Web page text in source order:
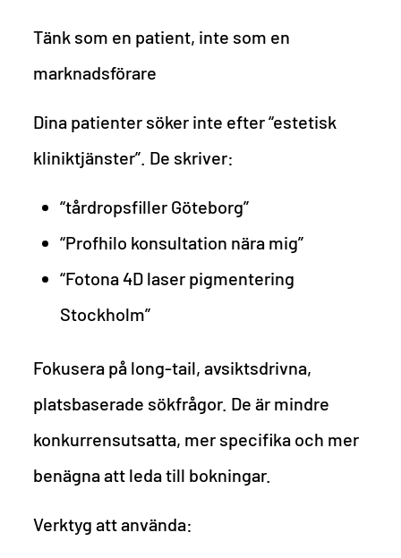
Tänk som en patient, inte som en
marknadsförare
Dina patienter söker inte efter “estetisk
kliniktjänster”. De skriver:
“tårdropsfiller Göteborg”
“Profhilo konsultation nära mig”
“Fotona 4D laser pigmentering
Stockholm”
Fokusera på long-tail, avsiktsdrivna,
platsbaserade sökfrågor. De är mindre
konkurrensutsatta, mer specifika och mer
benägna att leda till bokningar.
Verktyg att använda: